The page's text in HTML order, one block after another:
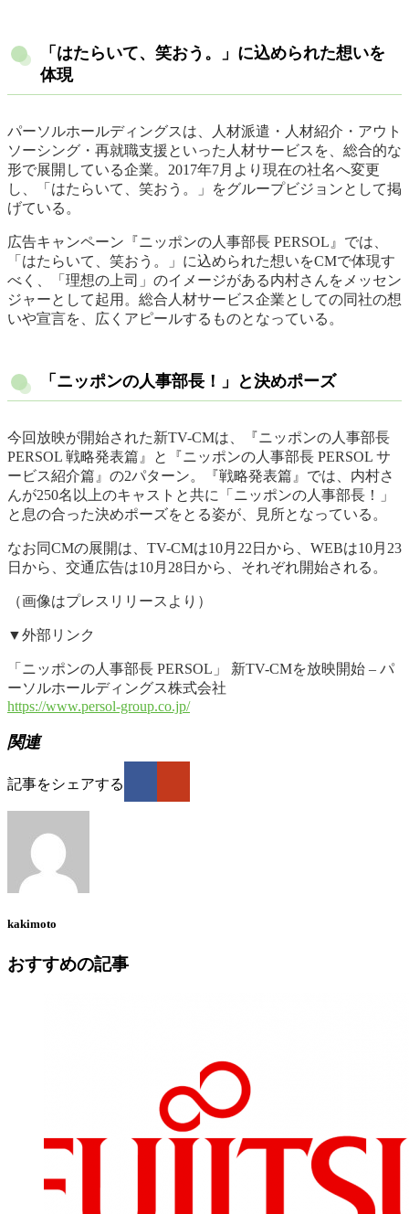
「はたらいて、笑おう。」に込められた想いを
体現
パーソルホールディングスは、人材派遣・人材紹介・アウト
ソーシング・再就職支援といった人材サービスを、総合的な
形で展開している企業。2017年7月より現在の社名へ変更
し、「はたらいて、笑おう。」をグループビジョンとして掲
げている。
広告キャンペーン『ニッポンの人事部長 PERSOL』では、
「はたらいて、笑おう。」に込められた想いをCMで体現す
べく、「理想の上司」のイメージがある内村さんをメッセン
ジャーとして起用。総合人材サービス企業としての同社の想
いや宣言を、広くアピールするものとなっている。
「ニッポンの人事部長！」と決めポーズ
今回放映が開始された新TV-CMは、『ニッポンの人事部長
PERSOL 戦略発表篇』と『ニッポンの人事部長 PERSOL サ
ービス紹介篇』の2パターン。『戦略発表篇』では、内村さ
んが250名以上のキャストと共に「ニッポンの人事部長！」
と息の合った決めポーズをとる姿が、見所となっている。
なお同CMの展開は、TV-CMは10月22日から、WEBは10月23
日から、交通広告は10月28日から、それぞれ開始される。
（画像はプレスリリースより）
▼外部リンク
「ニッポンの人事部長 PERSOL」 新TV-CMを放映開始 – パ
ーソルホールディングス株式会社
https://www.persol-group.co.jp/
関連
記事をシェアする
kakimoto
おすすめの記事